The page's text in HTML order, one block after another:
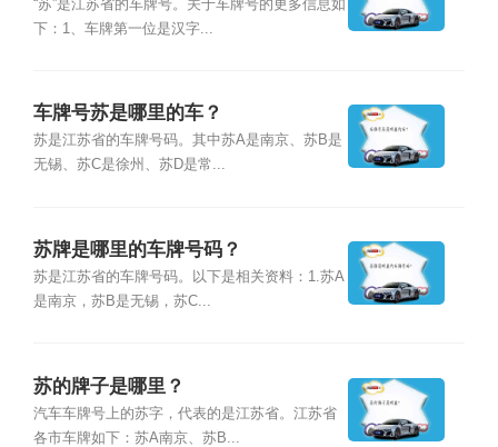
“苏”是江苏省的车牌号。关于车牌号的更多信息如
下：1、车牌第一位是汉字...
车牌号苏是哪里的车？
苏是江苏省的车牌号码。其中苏A是南京、苏B是
无锡、苏C是徐州、苏D是常...
苏牌是哪里的车牌号码？
苏是江苏省的车牌号码。以下是相关资料：1.苏A
是南京，苏B是无锡，苏C...
苏的牌子是哪里？
汽车车牌号上的苏字，代表的是江苏省。江苏省
各市车牌如下：苏A南京、苏B...